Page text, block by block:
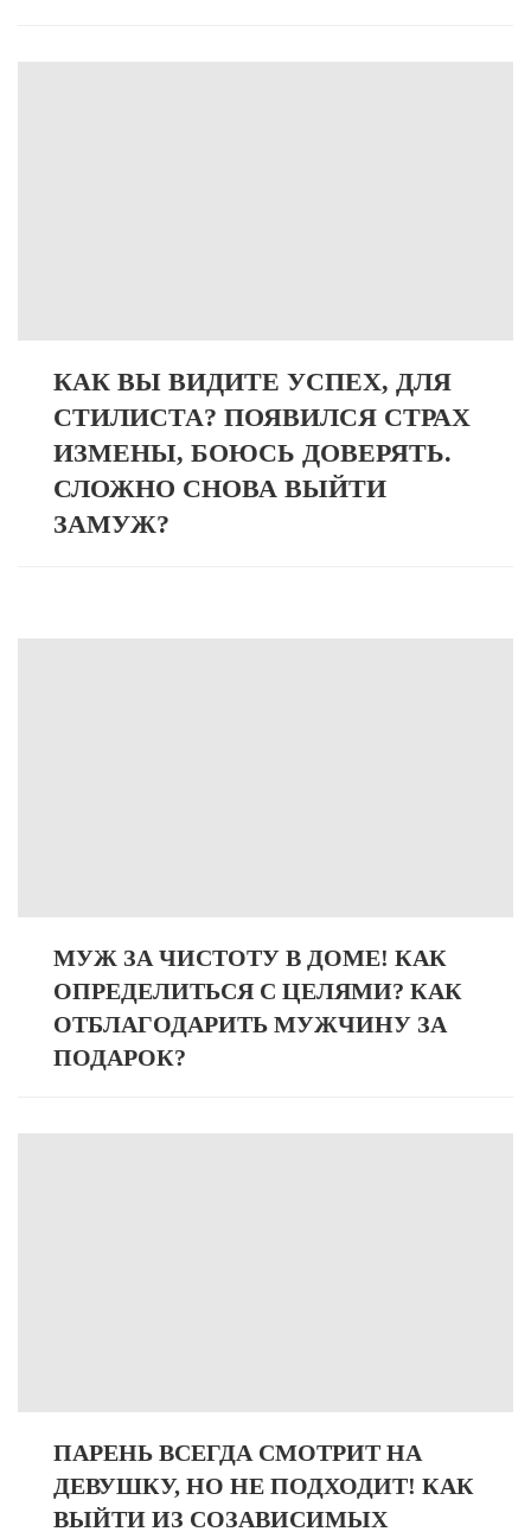
КАК ВЫ ВИДИТЕ УСПЕХ, ДЛЯ
СТИЛИСТА? ПОЯВИЛСЯ СТРАХ
ИЗМЕНЫ, БОЮСЬ ДОВЕРЯТЬ.
СЛОЖНО СНОВА ВЫЙТИ
ЗАМУЖ?
МУЖ ЗА ЧИСТОТУ В ДОМЕ! КАК
ОПРЕДЕЛИТЬСЯ С ЦЕЛЯМИ? КАК
ОТБЛАГОДАРИТЬ МУЖЧИНУ ЗА
ПОДАРОК?
ПАРЕНЬ ВСЕГДА СМОТРИТ НА
ДЕВУШКУ, НО НЕ ПОДХОДИТ! КАК
ВЫЙТИ ИЗ СОЗАВИСИМЫХ